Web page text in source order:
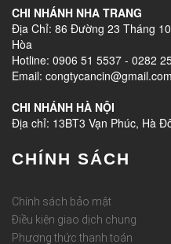
CHI NHÁNH NHA TRANG
Địa Chỉ: 86 Đường 23 Tháng
Hòa
Hotline: 0906 51 5537 - 0282
Email: congtycancin@gmail.com
CHI NHÁNH HÀ NỘI
Địa chỉ: 13BT3 Vạn Phúc, Hà
CHÍNH SÁCH
Chính sách bảo mật
Điều kiện giao dịch chung
Phương thức thanh toán